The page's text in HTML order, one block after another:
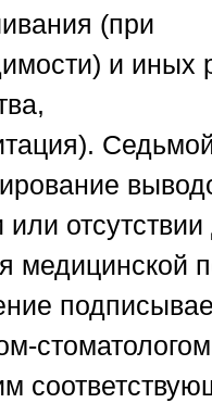
(при
и иных
или
медицинской